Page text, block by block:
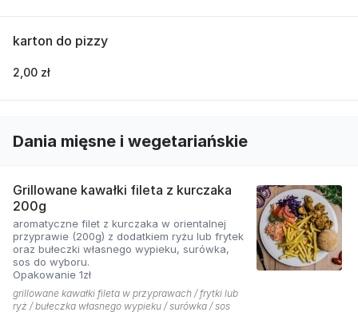
karton do pizzy
2,00 zł
Dania mięsne i wegetariańskie
Grillowane kawałki fileta z kurczaka
200g
aromatyczne filet z kurczaka w orientalnej
przyprawie (200g) z dodatkiem ryżu lub frytek
oraz bułeczki własnego wypieku, surówka,
sos do wyboru.
Opakowanie 1zł
grillowane kawałki fileta w przyprawach / frytki lub
ryż / bułeczka własnego wypieku / surówka / sos